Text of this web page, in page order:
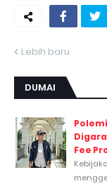
Lebih baru
DUMAI
Fee